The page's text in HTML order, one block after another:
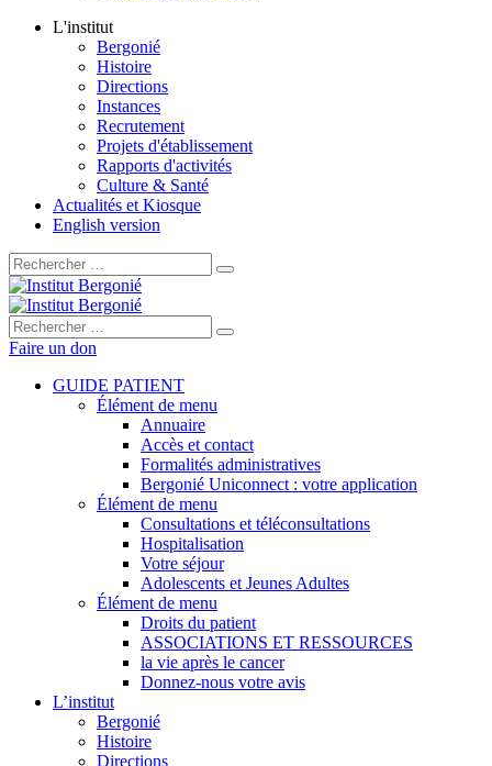
L'institut
Bergonié
Histoire
Directions
Instances
Recrutement
Projets d'établissement
Rapports d'activités
Culture & Santé
Actualités et Kiosque
English version
Rechercher :
Rechercher :
Faire un don
GUIDE PATIENT
Élément de menu
Annuaire
Accès et contact
Formalités administratives
Bergonié Uniconnect : votre application
Élément de menu
Consultations et téléconsultations
Hospitalisation
Votre séjour
Adolescents et Jeunes Adultes
Élément de menu
Droits du patient
ASSOCIATIONS ET RESSOURCES
la vie après le cancer
Donnez-nous votre avis
L’institut
Bergonié
Histoire
Directions